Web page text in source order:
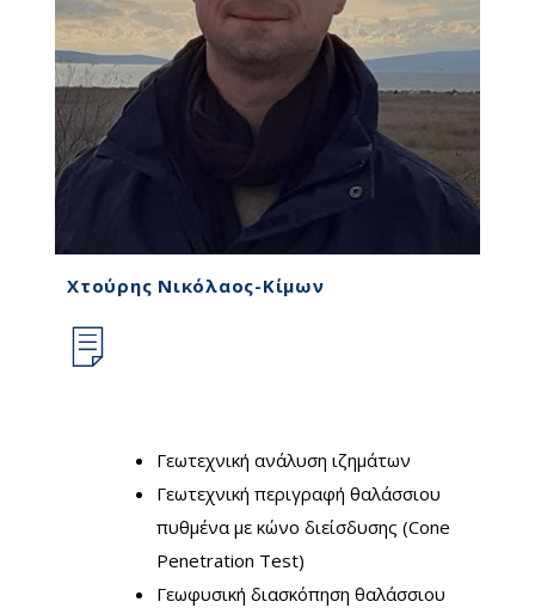
Χτούρης Νικόλαος-Κίμων
Γεωτεχνική ανάλυση ιζημάτων
Γεωτεχνική περιγραφή θαλάσσιου
πυθμένα με κώνο διείσδυσης (Cone
Penetration Test)
Γεωφυσική διασκόπηση θαλάσσιου